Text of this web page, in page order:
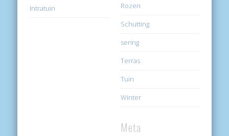
Intratuin
Rozen
Schutting
sering
Terras
Tuin
Winter
Meta